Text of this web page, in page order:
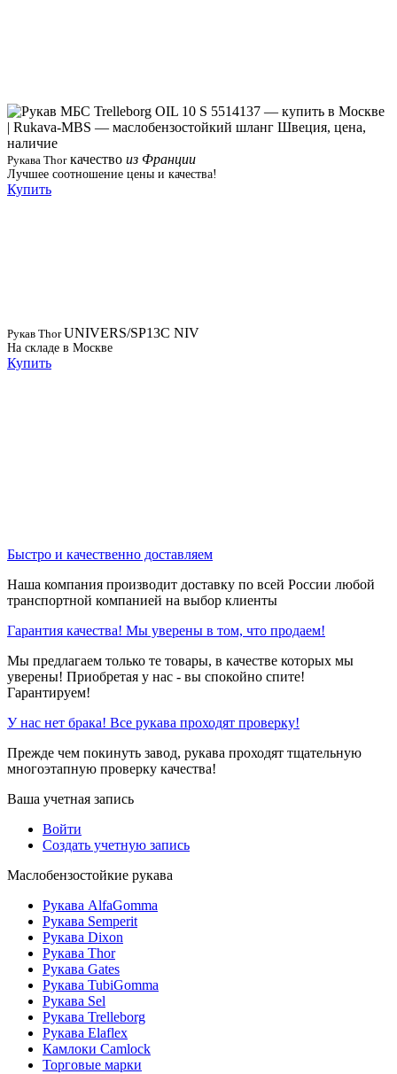
Рукава Thorкачество из Франции
Лучшее соотношение цены и качества!
Купить
Рукав ThorUNIVERS/SP13C NIV
На складе в Москве
Купить
Быстро и качественно доставляем
Наша компания производит доставку по всей России любой
транспортной компанией на выбор клиенты
Гарантия качества! Мы уверены в том, что продаем!
Мы предлагаем только те товары, в качестве которых мы
уверены! Приобретая у нас - вы спокойно спите!
Гарантируем!
У нас нет брака! Все рукава проходят проверку!
Прежде чем покинуть завод, рукава проходят тщательную
многоэтапную проверку качества!
Ваша учетная запись
Войти
Создать учетную запись
Маслобензостойкие рукава
Рукава AlfaGomma
Рукава Semperit
Рукава Dixon
Рукава Thor
Рукава Gates
Рукава TubiGomma
Рукава Sel
Рукава Trelleborg
Рукава Elaflex
Камлоки Camlock
Торговые марки